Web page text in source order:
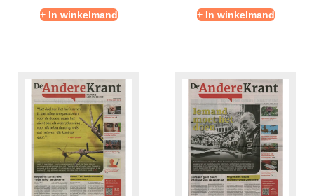
+ In winkelmand + In winkelmand